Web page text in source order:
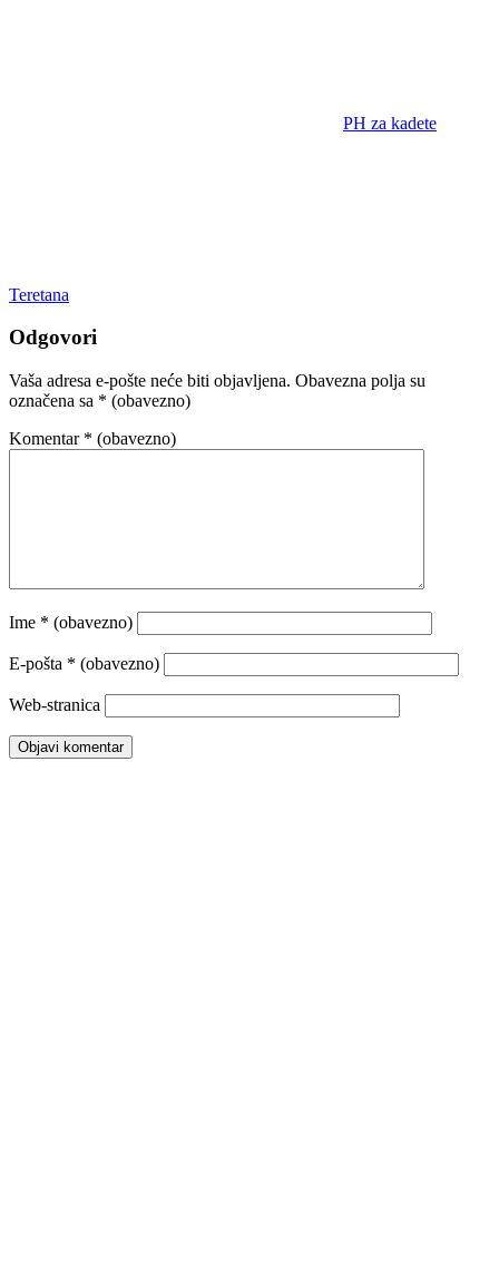
PH za kadete
Teretana
Odgovori
Vaša adresa e-pošte neće biti objavljena. Obavezna polja su
označena sa * (obavezno)
Komentar * (obavezno)
Ime * (obavezno)
E-pošta * (obavezno)
Web-stranica